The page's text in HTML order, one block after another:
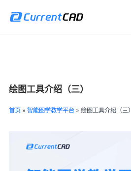
绘图工具介绍（三）
首页» 智能图学教学平台» 绘图工具介绍（三）